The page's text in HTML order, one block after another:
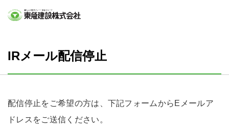
IRメール配信停止
配信停止をご希望の方は、下記フォームからEメールア
ドレスをご送信ください。